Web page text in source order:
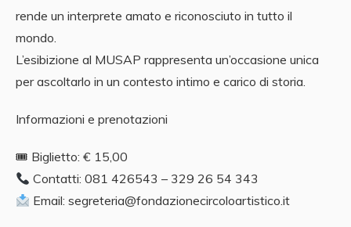
rende un interprete amato e riconosciuto in tutto il
mondo.
L’esibizione al MUSAP rappresenta un’occasione unica
per ascoltarlo in un contesto intimo e carico di storia.
Informazioni e prenotazioni
🎟 Biglietto: € 15,00
Contatti: 081 426543 – 329 26 54 343
Email: segreteria@fondazionecircoloartistico.it